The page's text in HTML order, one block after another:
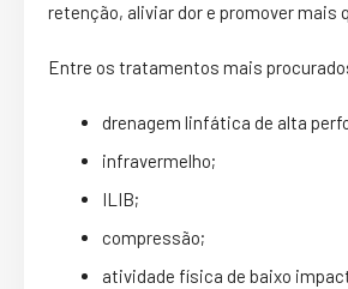
retenção, aliviar dor e promover mais
Entre os tratamentos mais
drenagem linfática de alta
infravermelho;
ILIB;
compressão;
atividade física de baixo